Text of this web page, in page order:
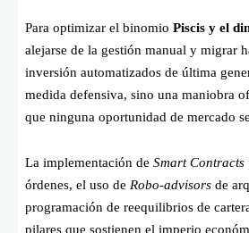
Para optimizar el binomio Piscis y el
alejarse de la gestión manual y migrar
inversión automatizados de última
medida defensiva, sino una maniobra
que ninguna oportunidad de mercado
La implementación de Smart Contracts
órdenes, el uso de Robo-advisors de
programación de reequilibrios de
pilares que sostienen el imperio